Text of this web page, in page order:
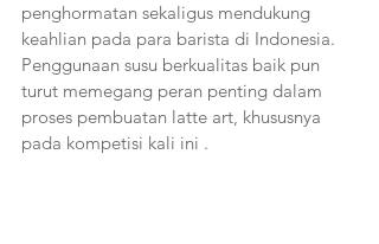
penghormatan sekaligus mendukung
keahlian pada para barista di Indonesia.
Penggunaan susu berkualitas baik pun
turut memegang peran penting dalam
proses pembuatan latte art, khususnya
pada kompetisi kali ini .